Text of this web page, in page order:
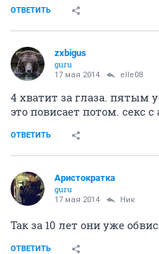
ОТВЕТИТЬ
zxbigus
guru
17 мая 2014 elle08
4 хватит за глаза. пятым
это повисает потом. секс
ОТВЕТИТЬ
Аристократка
guru
17 мая 2014 Ник
Так за 10 лет они уже
ОТВЕТИТЬ